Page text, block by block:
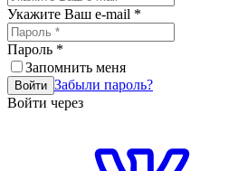
Укажите Ваш e-mail *
Пароль *
Запомнить меня
Войти Забыли пароль?
Войти через